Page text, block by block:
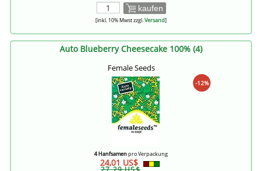
kaufen
[inkl. 10% Mwst zzgl.Versand]
Auto Blueberry Cheesecake 100% (4)
Female Seeds
-12%
4 Hanfsamenpro Verpackung
24,01 US$